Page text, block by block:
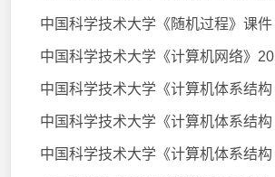
中国科学技术大学《随机过程》课件
中国科学技术大学《计算机网络》20
中国科学技术大学《计算机体系结构
中国科学技术大学《计算机体系结构
中国科学技术大学《计算机体系结构